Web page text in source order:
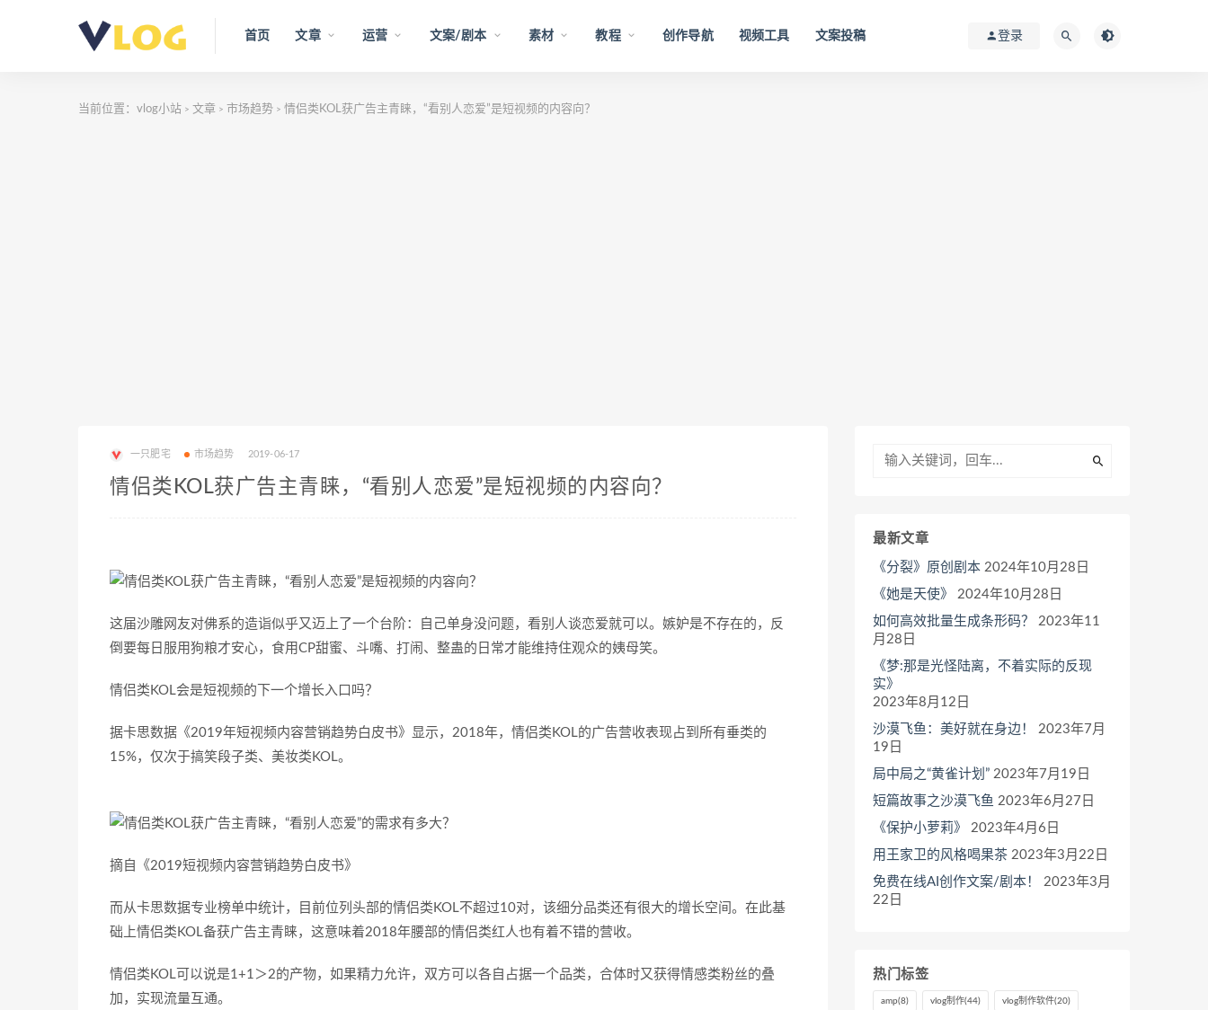
首页 文章 运营 文案/剧本 素材 教程 创作导航 视频工具 文案投稿 登录
当前位置： vlog小站 > 文章 > 市场趋势 > 情侣类KOL获广告主青睐，“看别人恋爱”是短视频的内容向？
一只肥宅 市场趋势 2019-06-17
情侣类KOL获广告主青睐，“看别人恋爱”是短视频的内容向？
这届沙雕网友对佛系的造诣似乎又迈上了一个台阶：自己单身没问题，看别人谈恋爱就可以。嫉妒是不存在的，反
倒要每日服用狗粮才安心，食用CP甜蜜、斗嘴、打闹、整蛊的日常才能维持住观众的姨母笑。
情侣类KOL会是短视频的下一个增长入口吗？
据卡思数据《2019年短视频内容营销趋势白皮书》显示，2018年，情侣类KOL的广告营收表现占到所有垂类的
15%，仅次于搞笑段子类、美妆类KOL。
摘自《2019短视频内容营销趋势白皮书》
而从卡思数据专业榜单中统计，目前位列头部的情侣类KOL不超过10对，该细分品类还有很大的增长空间。在此基
础上情侣类KOL备获广告主青睐，这意味着2018年腰部的情侣类红人也有着不错的营收。
情侣类KOL可以说是1+1＞2的产物，如果精力允许，双方可以各自占据一个品类，合体时又获得情感类粉丝的叠
加，实现流量互通。
最新文章
《分裂》原创剧本 2024年10月28日
《她是天使》
2024年10月28日
如何高效批量生成条形码？
2023年11
月28日
《梦:那是光怪陆离，不着实际的反现
实》
2023年8月12日
沙漠飞鱼：美好就在身边！
2023年7月
19日
局中局之“黄雀计划” 2023年7月19日
短篇故事之沙漠飞鱼 2023年6月27日
《保护小萝莉》
2023年4月6日
用王家卫的风格喝果茶 2023年3月22日
免费在线AI创作文案/剧本！
2023年3月
22日
热门标签
amp(8) vlog制作(44) vlog制作软件(20)